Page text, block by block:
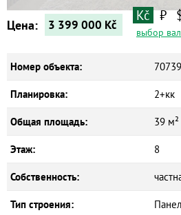
Цена: 3 399 000 Kč
Kč ₽
выбор
Номер объекта: 70739
Планировка: 2+кк
Общая площадь: 39 м²
Этаж: 8
Собственность:
Тип строения: